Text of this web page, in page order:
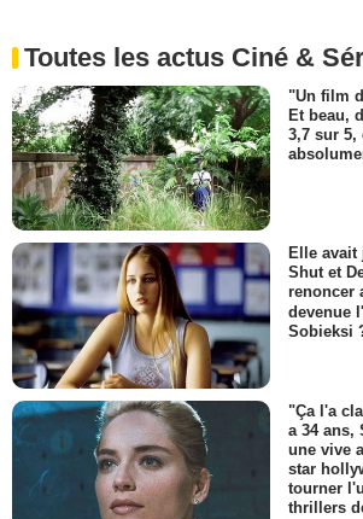
Toutes les actus Ciné &
"Un film
Et beau,
3,7 sur
Elle avait
Shut et
renoncer
devenue
Sobieksi
"Ça l'a
a 34 ans,
une vive
star
tourner
thrillers